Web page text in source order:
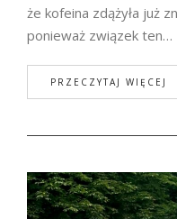
że kofeina zdążyła już
ponieważ związek ten…
PRZECZYTAJ WIĘCEJ